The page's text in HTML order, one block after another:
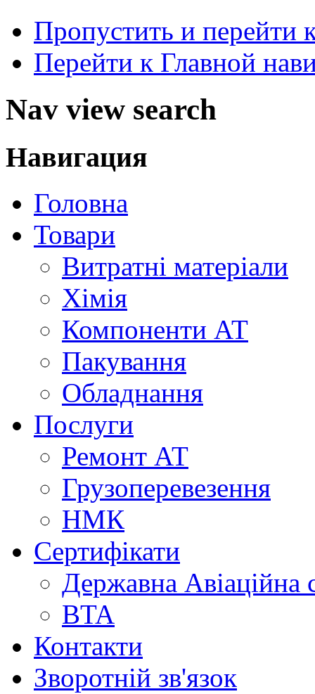
Пропустить и перейти
Перейти к Главной
Nav view search
Навигация
Головна
Товари
Витратні матеріали
Хімія
Компоненти АТ
Пакування
Обладнання
Послуги
Ремонт АТ
Грузоперевезення
НМК
Сертифікати
Державна Авіаційна
BTA
Контакти
Зворотній зв'язок